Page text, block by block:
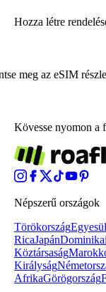
Hozza létre
meg az eSIM
Kövesse nyomon a
Népszerű országok
Törökország
RicaJapánDominikai
Köztársaság
Királyság
AfrikaGörögország